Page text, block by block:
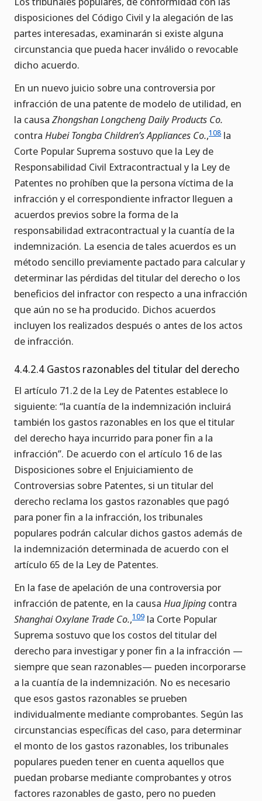
disposiciones del Código Civil y la alegación de las
partes interesadas, examinarán si existe alguna
circunstancia que pueda hacer inválido o revocable
dicho acuerdo.
En un nuevo juicio sobre una controversia por
infracción de una patente de modelo de utilidad, en
la causa Zhongshan Longcheng Daily Products Co.
contra Hubei Tongba Children’s Appliances Co.,108 la
Corte Popular Suprema sostuvo que la Ley de
Responsabilidad Civil Extracontractual y la Ley de
Patentes no prohíben que la persona víctima de la
infracción y el correspondiente infractor lleguen a
acuerdos previos sobre la forma de la
responsabilidad extracontractual y la cuantía de la
indemnización. La esencia de tales acuerdos es un
método sencillo previamente pactado para calcular y
determinar las pérdidas del titular del derecho o los
beneficios del infractor con respecto a una infracción
que aún no se ha producido. Dichos acuerdos
incluyen los realizados después o antes de los actos
de infracción.
4.4.2.4 Gastos razonables del titular del derecho
El artículo 71.2 de la Ley de Patentes establece lo
siguiente: “la cuantía de la indemnización incluirá
también los gastos razonables en los que el titular
del derecho haya incurrido para poner fin a la
infracción”. De acuerdo con el artículo 16 de las
Disposiciones sobre el Enjuiciamiento de
Controversias sobre Patentes, si un titular del
derecho reclama los gastos razonables que pagó
para poner fin a la infracción, los tribunales
populares podrán calcular dichos gastos además de
la indemnización determinada de acuerdo con el
artículo 65 de la Ley de Patentes.
En la fase de apelación de una controversia por
infracción de patente, en la causa Hua Jiping contra
Shanghai Oxylane Trade Co.,109 la Corte Popular
Suprema sostuvo que los costos del titular del
derecho para investigar y poner fin a la infracción —
siempre que sean razonables— pueden incorporarse
a la cuantía de la indemnización. No es necesario
que esos gastos razonables se prueben
individualmente mediante comprobantes. Según las
circunstancias específicas del caso, para determinar
el monto de los gastos razonables, los tribunales
populares pueden tener en cuenta aquellos que
puedan probarse mediante comprobantes y otros
factores razonables de gasto, pero no pueden